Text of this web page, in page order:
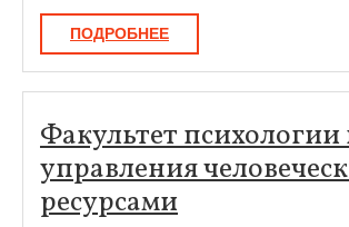
ПОДРОБНЕЕПОДРОБНЕЕ
Факультет психологии
управления
ресурсами